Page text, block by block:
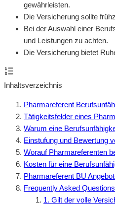
gewährleisten.
Die Versicherung sollte
Bei der Auswahl einer
und Leistungen zu achten.
Die Versicherung bietet
Inhaltsverzeichnis
Pharmareferent
Tätigkeitsfelder eines
Warum eine
Einstufung und Bewertung
Worauf Pharmareferenten
Kosten für eine
Pharmareferent BU
Frequently Asked
1. Gilt der volle